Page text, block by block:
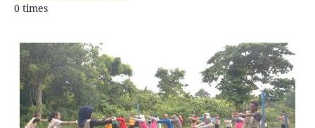
0 times